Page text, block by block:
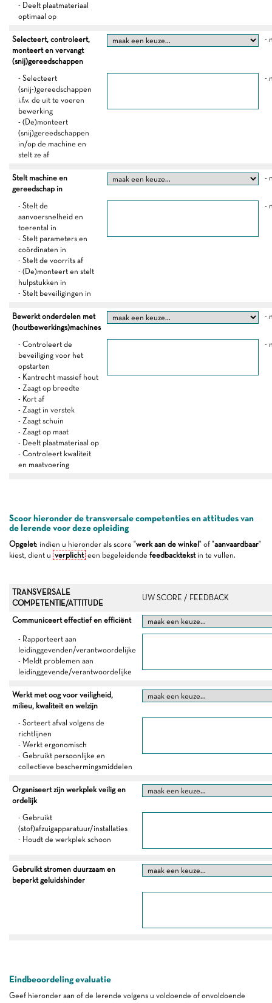
- Deelt plaatmateriaal
optimaal op
Selecteert, controleert,
monteert en vervangt
(snij)gereedschappen
-
- Selecteert
(snij-)gereedschappen
i.f.v. de uit te voeren
bewerking
- (De)monteert
(snij)gereedschappen
in/op de machine en
stelt ze af
-
Stelt machine en
gereedschap in
-
- Stelt de
aanvoersnelheid en
toerental in
- Stelt parameters en
coördinaten in
- Stelt de voorrits af
- (De)monteert en stelt
hulpstukken in
- Stelt beveiligingen in
-
Bewerkt onderdelen met
(houtbewerkings)machines
-
- Controleert de
beveiliging voor het
opstarten
- Kantrecht massief hout
- Zaagt op breedte
- Kort af
- Zaagt in verstek
- Zaagt schuin
- Zaagt op maat
- Deelt plaatmateriaal op
- Controleert kwaliteit
en maatvoering
-
Scoor hieronder de transversale competenties en attitudes van
de lerende voor deze opleiding
Opgelet: indien u hieronder als score "werk aan de winkel " of "aanvaardbaar"
kiest, dient u verplicht een begeleidende feedbacktekstin te vullen.
TRANSVERSALE
COMPETENTIE/ATTITUDE
UW SCORE / FEEDBACK
Communiceert effectief en efficiënt
- Rapporteert aan
leidinggevenden/verantwoordelijke
- Meldt problemen aan
leidinggevende/verantwoordelijke
Werkt met oog voor veiligheid,
milieu, kwaliteit en welzijn
- Sorteert afval volgens de
richtlijnen
- Werkt ergonomisch
- Gebruikt persoonlijke en
collectieve beschermingsmiddelen
Organiseert zijn werkplek veilig en
ordelijk
- Gebruikt
(stof)afzuigapparatuur/installaties
- Houdt de werkplek schoon
Gebruikt stromen duurzaam en
beperkt geluidshinder
Eindbeoordeling evaluatie
Geef hieronder aan of de lerende volgens u voldoende of onvoldoende